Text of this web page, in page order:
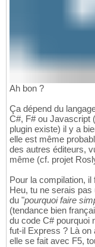
Ah bon ?
Ça dépend du
C#, F# ou Javascript
plugin existe) il y a
elle est même
des autres éditeurs,
même (cf. projet
Pour la compilation, il
Heu, tu ne serais
du "pourquoi faire
(tendance bien
du code C# pourquoi
fut-il Express ? Là on
elle se fait avec F5,